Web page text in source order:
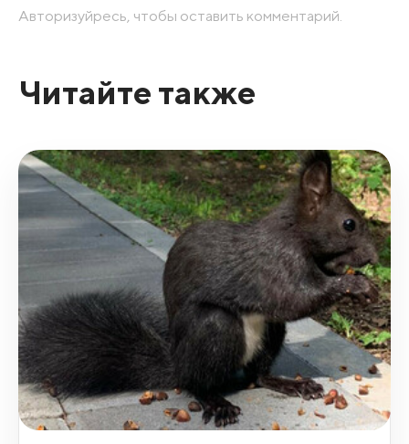
Авторизуйресь, чтобы оставить комментарий.
Читайте также